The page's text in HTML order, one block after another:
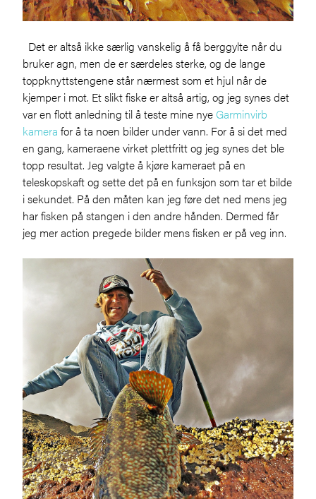
Det er altså ikke særlig vanskelig å få berggylte når du
bruker agn, men de er særdeles sterke, og de lange
toppknyttstengene står nærmest som et hjul når de
kjemper i mot. Et slikt fiske er altså artig, og jeg synes det
var en flott anledning til å teste mine nye Garminvirb
kamera for å ta noen bilder under vann. For å si det med
en gang, kameraene virket plettfritt og jeg synes det ble
topp resultat. Jeg valgte å kjøre kameraet på en
teleskopskaft og sette det på en funksjon som tar et bilde
i sekundet. På den måten kan jeg føre det ned mens jeg
har fisken på stangen i den andre hånden. Dermed får
jeg mer action pregede bilder mens fisken er på veg inn.